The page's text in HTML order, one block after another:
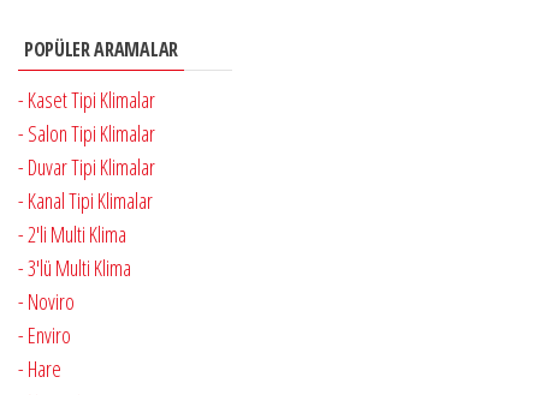
POPÜLER ARAMALAR
- Kaset Tipi Klimalar
- Salon Tipi Klimalar
- Duvar Tipi Klimalar
- Kanal Tipi Klimalar
- 2'li Multi Klima
- 3'lü Multi Klima
- Noviro
- Enviro
- Hare